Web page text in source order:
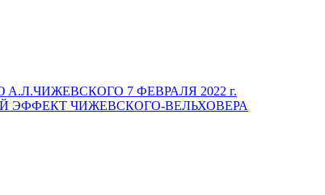
7 ФЕВРАЛЯ 2022 г.
ЭФФЕКТ ЧИЖЕВСКОГО-ВЕЛЬХОВЕРА